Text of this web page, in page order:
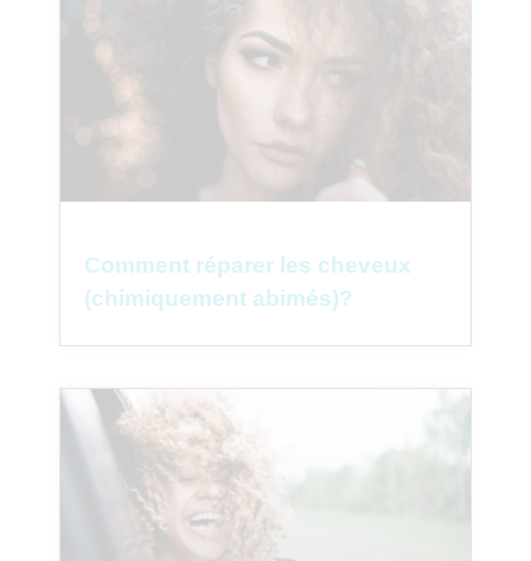
Comment réparer les cheveux
(chimiquement abimés)?